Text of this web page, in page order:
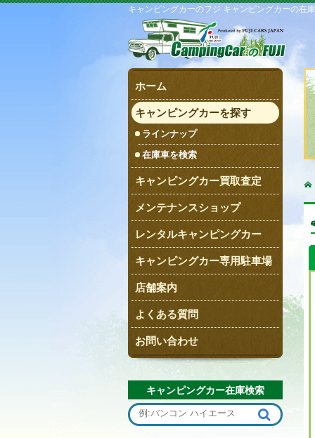
キャンピングカーのフジ キャンピングカーの在
ホーム
キャンピングカーを探す
ラインナップ
在庫車を検索
キャンピングカー買取査定
メンテナンスショップ
レンタルキャンピングカー
キャンピングカー専用駐車場
店舗案内
よくある質問
お問い合わせ
キャンピングカー在庫検索